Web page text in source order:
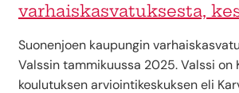
varhaiskasvatuksesta,
Suonenjoen kaupungin
Valssin tammikuussa 2025. Valssi on
koulutuksen arviointikeskuksen eli